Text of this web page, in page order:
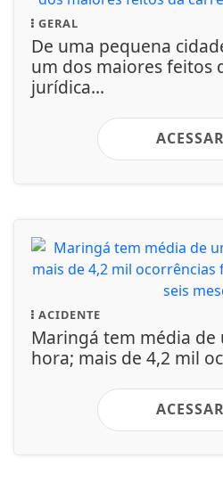
GERAL
De uma pequena
um dos maiores feitos
jurídica...
ACESSAR
ACIDENTE
Maringá tem média
hora; mais de 4,2 mil
ACESSAR